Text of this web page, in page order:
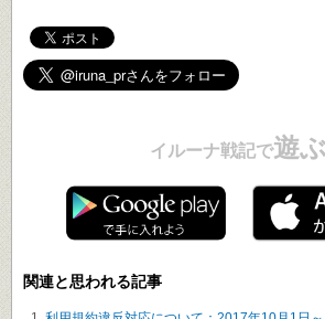
イルーナ戦記で遊ぶ
関連と思われる記事